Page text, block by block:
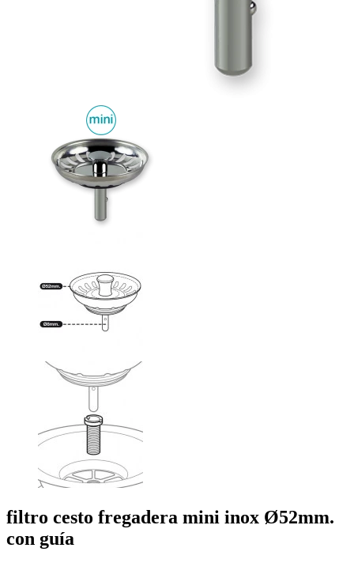
filtro cesto fregadera mini inox Ø52mm.
con guía